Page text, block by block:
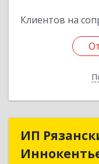
Клиентов на
ИП